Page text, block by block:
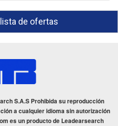
de ofertas
S.A.S Prohibida su reproducción
a cualquier idioma sin autorización
es un producto de Leadearsearch